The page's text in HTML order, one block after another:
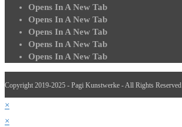
Opens In A New Tab
Opens In A New Tab
Opens In A New Tab
Opens In A New Tab
Opens In A New Tab
Copyright 2019-2025 - Pagi Kunstwerke - All Rights Reserved
×
×